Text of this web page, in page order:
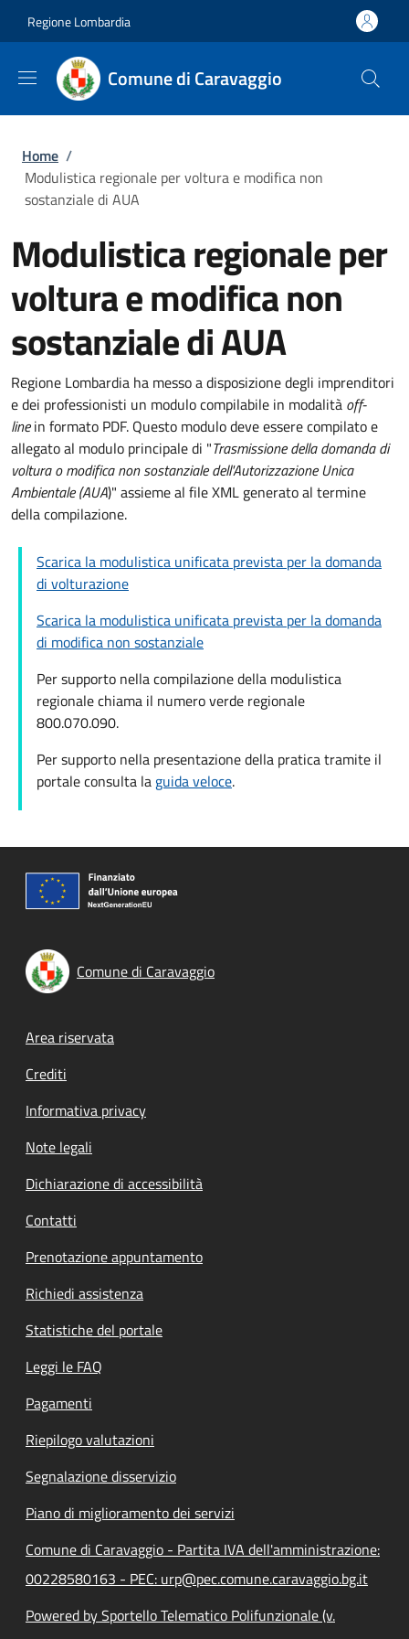
Regione Lombardia
Comune di Caravaggio
Briciole di pane
Home /
Modulistica regionale per voltura e modifica non
sostanziale di AUA
Modulistica regionale per
voltura e modifica non
sostanziale di AUA
Regione Lombardia ha messo a disposizione degli imprenditori
e dei professionisti un modulo compilabile in modalità off-
linein formato PDF. Questo modulo deve essere compilato e
allegato al modulo principale di "Trasmissione della domanda di
voltura o modifica non sostanziale dell'Autorizzazione Unica
Ambientale (AUA)" assieme al file XML generato al termine
della compilazione.
Scarica la modulistica unificata prevista per la domanda
di volturazione
Scarica la modulistica unificata prevista per la domanda
di modifica non sostanziale
Per supporto nella compilazione della modulistica
regionale chiama il numero verde regionale
800.070.090.
Per supporto nella presentazione della pratica tramite il
portale consulta la guida veloce.
Comune di Caravaggio
Footer menu
Area riservata
Crediti
Informativa privacy
Note legali
Dichiarazione di accessibilità
Contatti
Prenotazione appuntamento
Richiedi assistenza
Statistiche del portale
Leggi le FAQ
Pagamenti
Riepilogo valutazioni
Segnalazione disservizio
Piano di miglioramento dei servizi
Comune di Caravaggio - Partita IVA dell'amministrazione:
00228580163 - PEC: urp@pec.comune.caravaggio.bg.it
Powered by Sportello Telematico Polifunzionale (v.